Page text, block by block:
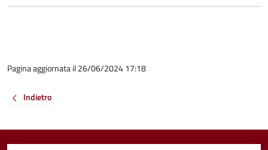
Pagina aggiornata il 26/06/2024 17:18
Indietro